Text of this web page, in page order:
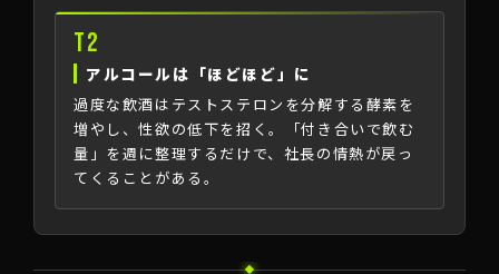
T2
アルコールは「ほどほど」に
過度な飲酒はテストステロンを分解する酵素を
増やし、性欲の低下を招く。「付き合いで飲む
量」を週に整理するだけで、社長の情熱が戻っ
てくることがある。